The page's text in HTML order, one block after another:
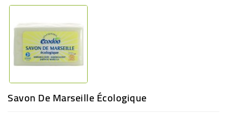
Savon De Marseille Écologique